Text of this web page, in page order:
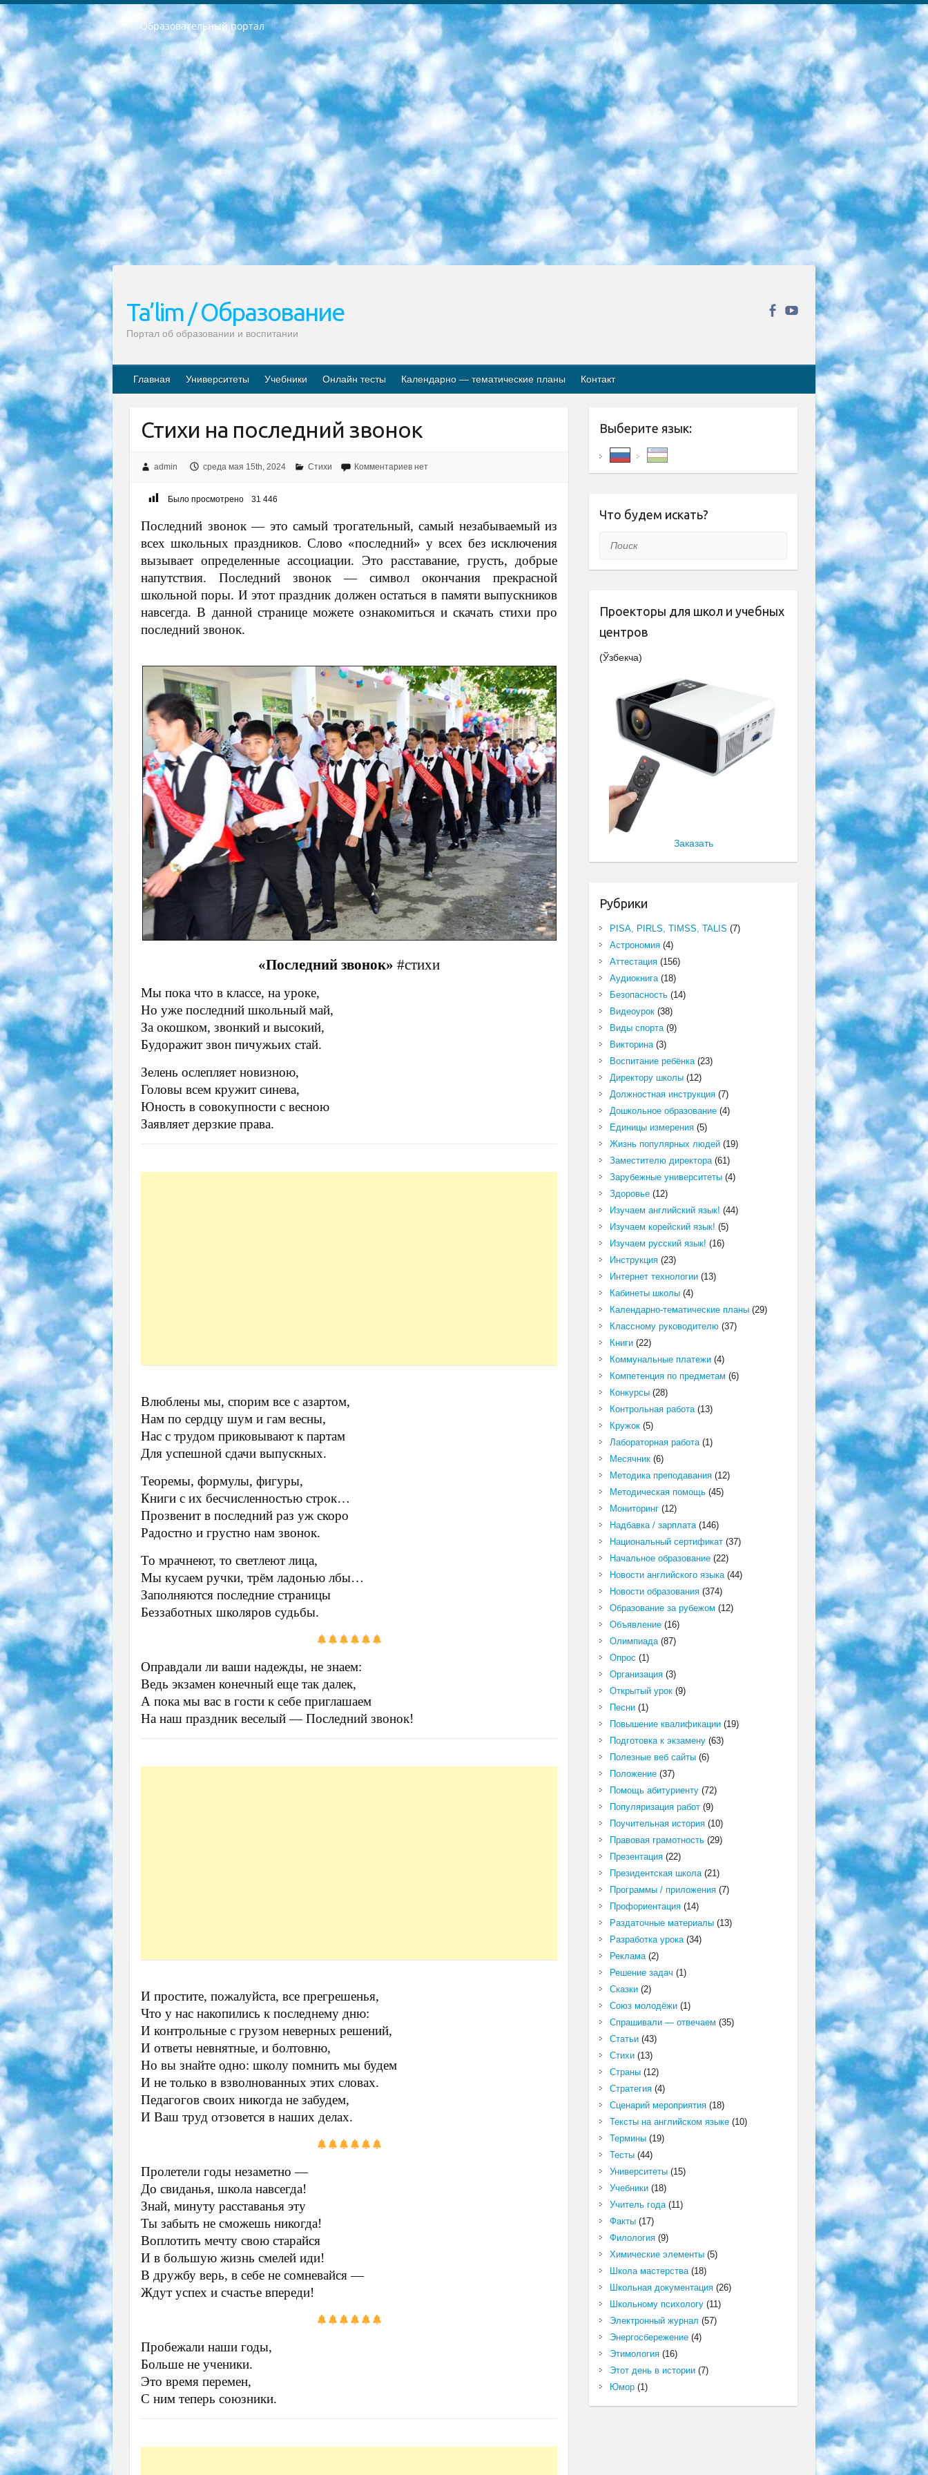
Образовательный портал
РЕСПУБЛИКА УЗБЕКИСТАН МИНИСТРЕРСТВО ДОШКОЛЬНОГО И ШКОЛЬНОГО ОБРАЗОВАНИЯ КОМАНДА в общеобразовательных учреждениях в 2023-2024 учебном году организация и проведение итоговой государственной аттестации обучающихся о Министра дошкольного и школьного образования Республики Узбекистан от 4 марта 2008 года (постановлением Минюста от 20 марта 2008 года № 1778 государственной регистрации) «Итоговое состояние учащихся общего среднего образования на основании положения об утверждении положения об аттестации общего среднего образования выпускной экзамен студентов в образовательных учреждениях в 2023-2024 учебном году В целях организации и прохождения аттестации приказываю: 1. Следующее: перечень предметов, по которым будет проводиться итоговая государственная аттестация и экзамен формы перевода согласно приложению 1; сертификаты международного образца, оценивающие уровень владения иностранными языками перечень согласно приложению 2; 2. Педагогический при специализированных образовательных учреждениях. научно-практический центр квалификации и международной оценки (Д.Давидова) 2024 г. До 25 марта: задания по предметам, по которым будет проводиться итоговая аттестация разработка и утверждение технических условий; итоговая аттестация на основании разработанного предметного задания разработка вопросов по предметам (устно и письменно), экзамен передача; общеобразовательные средние школы и специальные учебные заведения учащиеся выпускных классов школ и интернатов в агентской системе подготовка базы данных экзаменационных материалов и критериев оценки; перевод базы экзаменационных материалов на все языки обучения подать в Республиканский образовательный центр для изготовления; варианты экзаменов на основе разработанных контрольных материалов пусть будут поставлены задачи формирования. 3. Республиканский образовательный центр (Ш.Худайкулов) до 5 апреля 2024 года. до: база данных предоставленных экзаменационных материалов на все языки обучения перевод и экспертиза; для слепых, слабовидящих, глухих, слабослышащих и умственно отсталых детей учащиеся выпускных классов специализированных школ и школ-интернатов база данных экзаменационных материалов на всех преподаваемых языках подготовка критериев оценки; специализированные школы для умственно отсталых детей и технологии для учащихся выпускных классов школ-интернатов разработка соответствующих рекомендаций и критериев проведения ЕГЭ по естествознанию давать задания. 4. Педагогический при специализированных образовательных учреждениях. Научно-практический центр навыков и международной оценки (Д.Давидова), Республика образовательный центр (Худайкулов Ш.) итоговый государственный аттестационный экзамен ориентирован на творческое и логическое мышление при подготовке базы материалов учитывать введение заданий. 5. Следует отметить, что: сертификат государственного образца о знании общеобразовательного предмета и как минимум национальный уровень B1 по предметам на иностранных языках, указанным в Приложении 2. или международно признанный сертификат эквивалентного уровня студенты, изучающие определенный предмет, освобождаются от экзамена; по соответствующим предметам запланирована итоговая государственная аттестация за день до дня, путем жеребьевки Рабочей группой (в письменной форме по предметам, проводимым в форме) из числа сформированных вариантов выбрано 2 варианта; 2 выбранных варианта экзамена анонсированы на официальном сайте министерства и все выпускники по всей стране на основе этих вариантов проводит итоговую государственную аттестацию. 6. Государственное образование учащихся средних общеобразовательных учреждений. знания в соответствии с квалификационными требованиями, которые необходимо приобрести на основании стандартов итоговый (выпускной) контроль для 9 и 11 классов в целях тестирования Экзамены (далее – экзамены) состоят из предметов, перечисленных в приложении 1. будет сделано. 7. Экзамены пройдут с 26 мая по 15 июня 2024 г. (кроме науки физического воспитания). 8. Физическая для учащихся 9 классов общесредних образовательных учреждений. Экзамены по предмету «Образование, квалификация медицина» 1-6 мая 2024 года. сотрудники перевести под присмотр (с отклонениями в физическом или умственном развитии) специализированная школа для детей, школы-интернаты и со сколиозом школы-интернаты санаторного типа для больных детей исключены). 9. Он был слепым, слабовидящим и имел нарушения опорно-двигательного аппарата. экзамены в специализированных школах и интернатах для детей должны проводиться исходя из требований, предъявляемых к общеобразовательным учреждениям (физкультура кроме науки). 10. Специализированная школа для глухих и слабослышащих детей. и экзамены в интернатах и быть реализован в виде письменного теста по математике. 11. Специальность для умственно отсталых детей. Для 9 класса Родной язык и литературное письмо Государственный язык (язык обучения – узбекский). для неклассов) написано Математическое письмо Письменная/устная история Узбекистана Физическое воспитание практично Итоговый контроль Для 11 класса Написание родного языка и литературы (эссе) Математическое письмо Узбекский язык (обучение на узбекском языке) не посещающее общее среднее образование для учреждений)/Образовательное учреждение выбор письменный и устный Иностранный язык письменный/устный Письменная/устная история Узбекистана *По выбору студента:  Химия  Физика  Основы государственного права  География 10 бесплатных образовательных ресурсов - Мы составили подборку онлайн-проектов с интерактивными упражнениями, видеолекциями и статьями. Они помогут вам обрести новые и освежить старые знания бесплатно. 1. «ИНТУИТ» Старейшая образовательная площадка Рунета. Здесь вы найдёте сотни текстовых и видеокурсов на десятки различных тем — от программирования до психологии. Многие курсы подготовлены российскими университетами и крупными международными компаниями вроде Intel и Microsoft. Самостоятельное обучение бесплатное, но желающие могут оплатить услуги персональных наставников. 2. «Смартия» знакомит с актуальными профессиями и подсказывает, как им обучаться. Выбрав заинтересовавшую вас специальность — SMM-специалист, фотограф, веб-дизайнер или другую, — увидите список необходимых для неё умений. Чтобы вы могли освоить их самостоятельно, для каждого умения площадка отображает подборку ссылок на учебные материалы. Хотя «Смартия» ориентируется на русскоязычную аудиторию, часть контента всё же доступна только на английском. 3. «Лекторий Физтеха» Проект Московского физико-технического института (Физтеха). С его помощью вы можете смотреть онлайн серии лекций, записанные на видео в этом вузе. В числе доступных предметов — физика, биология, химия, информационные технологии и другие. К некоторым лекциям администрация ресурса прилагает готовые конспекты, которые можно скачивать в PDF-формате. 4. ITMOcourses Онлайн-площадка Санкт-Петербургского национального исследовательского университета информационных технологий, механики и оптики (ИТМО). Ресурс предоставляет свободный доступ к курсам, разработанным в этом вузе. Каталог материалов разбит на четыре категории: «Оптические системы и технологии», «Приборостроение и робототехника», «Информационные технологии» и «Биотехнологии». Курсы состоят из видеолекций, интерактивных демонстраций и заданий. 5. «КиберЛенинка» Электронная научная библиотека открытого доступа. Каталог площадки регулярно обрастает текстами статей из различных научных изданий. Сгруппированные по журналам и рубрикам публикации можно читать онлайн или скачивать целиком в PDF-формате. Проект нацелен на популяризацию науки за счёт открытого доступа к качественной информации. 6. «ПостНаука» На этом ресурсе публикуют подборки видеолекций, составленные экспертами из разных отраслей и объединённые общими темами. Среди них, к примеру, есть серии «Биоинформатика и геномика», «Культура средневековой Скандинавии» и Cinema Studies о теории кино. Каждая подборка лекций — логически связанная история, рассказанная экспертом от первого лица. Кроме того, на сайте появляются научно-образовательные статьи и тесты на разные темы. 7. «Newочём» Команда проекта «Newочём» отбирает самые интересные тексты из англоязычных СМИ и переводит те из них, за которые голосуют участники сообщества «ВКонтакте». По большей части это научно-популярные статьи. Редакторы придумывают лишь заголовки, в остальном содержание переводов соответствует оригиналам. Полные тексты можно читать прямо в социальной сети. 8. InternetUrok Онлайн-база материалов по основным дисциплинам школьной программы. Информация на сайте структурирована по классам, предметам и темам (урокам). Каждый урок состоит из видеолекций и конспектов. Есть также интерактивные тренажёры и тесты для закрепления пройденного материала. Даже если вы давно окончили школу, возможность повторить программу старших классов всегда может пригодиться. 9. Edutainme Ещё один ресурс об образовании. В отличие от Newtonew, как мне кажется, Edutainme больше ориентируется на представителей индустрии: педагогов, предпринимателей, разработчиков образовательных проектов. Но и любой, кто просто стремится к саморазвитию, найдёт на сайте много полезного и интересного для себя. Например, информацию о новых курсах и образовательных сервисах. 10. Newtonew Онлайн-медиа об образовании и обучении в широком смысле. Авторы Newtonew пишут об инструментах, заведениях, тактиках и стратегиях, которые помогают учить других и получать новые знания самостоятельно. На этой площадке вы найдёте новости, обзоры, аналитические мат
Ta’lim / Образование
Портал об образовании и воспитании
Главная Университеты Учебники Онлайн тесты Календарно — тематические планы Контакт
Стихи на последний звонок
admin среда мая 15th, 2024 Стихи Комментариев нет
Было просмотрено 31 446
Последний звонок — это самый трогательный, самый незабываемый из
всех школьных праздников. Слово «последний» у всех без исключения
вызывает определенные ассоциации. Это расставание, грусть, добрые
напутствия. Последний звонок — символ окончания прекрасной
школьной поры. И этот праздник должен остаться в памяти выпускников
навсегда. В данной странице можете ознакомиться и скачать стихи про
последний звонок.
«Последний звонок» #стихи
Мы пока что в классе, на уроке,
Но уже последний школьный май,
За окошком, звонкий и высокий,
Будоражит звон пичужьих стай.
Зелень ослепляет новизною,
Головы всем кружит синева,
Юность в совокупности с весною
Заявляет дерзкие права.
Влюблены мы, спорим все с азартом,
Нам по сердцу шум и гам весны,
Нас с трудом приковывают к партам
Для успешной сдачи выпускных.
Теоремы, формулы, фигуры,
Книги с их бесчисленностью строк…
Прозвенит в последний раз уж скоро
Радостно и грустно нам звонок.
То мрачнеют, то светлеют лица,
Мы кусаем ручки, трём ладонью лбы…
Заполняются последние страницы
Беззаботных школяров судьбы.
Оправдали ли ваши надежды, не знаем:
Ведь экзамен конечный еще так далек,
А пока мы вас в гости к себе приглашаем
На наш праздник веселый — Последний звонок!
И простите, пожалуйста, все прегрешенья,
Что у нас накопились к последнему дню:
И контрольные с грузом неверных решений,
И ответы невнятные, и болтовню,
Но вы знайте одно: школу помнить мы будем
И не только в взволнованных этих словах.
Педагогов своих никогда не забудем,
И Ваш труд отзовется в наших делах.
Пролетели годы незаметно —
До свиданья, школа навсегда!
Знай, минуту расставанья эту
Ты забыть не сможешь никогда!
Воплотить мечту свою старайся
И в большую жизнь смелей иди!
В дружбу верь, в себе не сомневайся —
Ждут успех и счастье впереди!
Пробежали наши годы,
Больше не ученики.
Это время перемен,
С ним теперь союзники.
Выберите язык:
Что будем искать?
Поиск
Проекторы для школ и учебных
центров
(Ўзбекча)
Заказать
Рубрики
PISA, PIRLS, TIMSS, TALIS (7)
Астрономия(4)
Аттестация(156)
Аудиокнига(18)
Безопасность(14)
Видеоурок(38)
Виды спорта(9)
Викторина(3)
Воспитание ребёнка(23)
Директору школы(12)
Должностная инструкция(7)
Дошкольное образование(4)
Единицы измерения(5)
Жизнь популярных людей(19)
Заместителю директора(61)
Зарубежные университеты(4)
Здоровье(12)
Изучаем английский язык! (44)
Изучаем корейский язык! (5)
Изучаем русский язык! (16)
Инструкция(23)
Интернет технологии(13)
Кабинеты школы(4)
Календарно-тематические планы(29)
Классному руководителю(37)
Книги(22)
Коммунальные платежи(4)
Компетенция по предметам (6)
Конкурсы(28)
Контрольная работа(13)
Кружок(5)
Лабораторная работа(1)
Месячник(6)
Методика преподавания(12)
Методическая помощь(45)
Мониторинг(12)
Надбавка / зарплата(146)
Национальный сертификат(37)
Начальное образование(22)
Новости английского языка(44)
Новости образования(374)
Образование за рубежом (12)
Объявление(16)
Олимпиада(87)
Опрос (1)
Организация(3)
Открытый урок(9)
Песни(1)
Повышение квалификации(19)
Подготовка к экзамену(63)
Полезные веб сайты(6)
Положение(37)
Помощь абитуриенту(72)
Популяризация работ(9)
Поучительная история(10)
Правовая грамотность(29)
Презентация(22)
Президентская школа(21)
Программы / приложения(7)
Профориентация(14)
Раздаточные материалы(13)
Разработка урока(34)
Реклама(2)
Решение задач (1)
Сказки(2)
Союз молодёжи(1)
Спрашивали — отвечаем (35)
Статьи(43)
Стихи(13)
Страны(12)
Стратегия(4)
Сценарий мероприятия(18)
Тексты на английском языке(10)
Термины(19)
Тесты(44)
Университеты(15)
Учебники(18)
Учитель года(11)
Факты(17)
Филология(9)
Химические элементы(5)
Школа мастерства(18)
Школьная документация(26)
Школьному психологу(11)
Электронный журнал (57)
Энергосбережение(4)
Этимология(16)
Этот день в истории(7)
Юмор(1)